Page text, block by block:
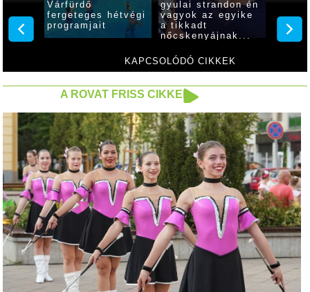
KAPCSOLÓDÓ CIKKEK
Várfürdő
fergeteges hétvégi
programjait
gyulai strandon én
vagyok az egyike
a tikkadt
nőcskenyájnak...
várják
A ROVAT FRISS CIKKEI